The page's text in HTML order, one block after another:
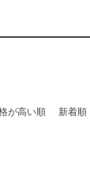
が高い順 新着順